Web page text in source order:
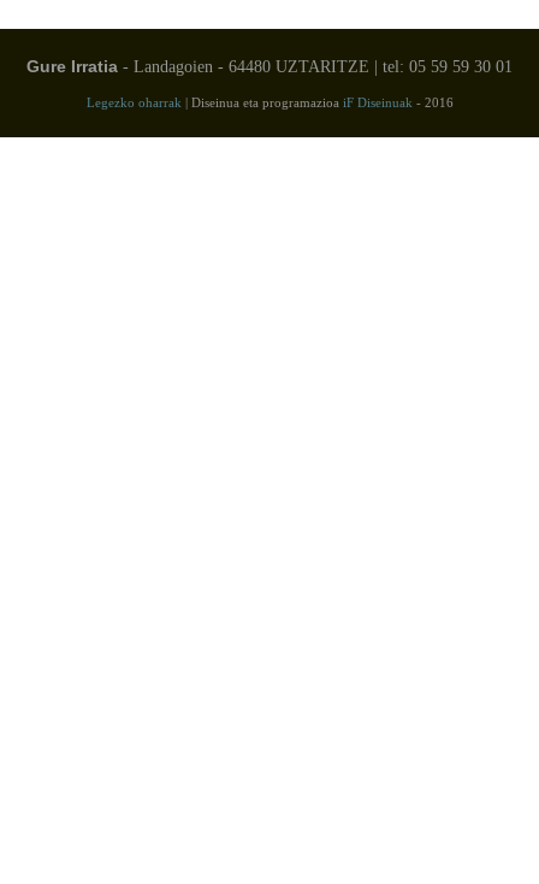
Gure Irratia - Landagoien - 64480 UZTARITZE | tel: 05 59 59 30 01
Legezko oharrak | Diseinua eta programazioa iF Diseinuak - 2016